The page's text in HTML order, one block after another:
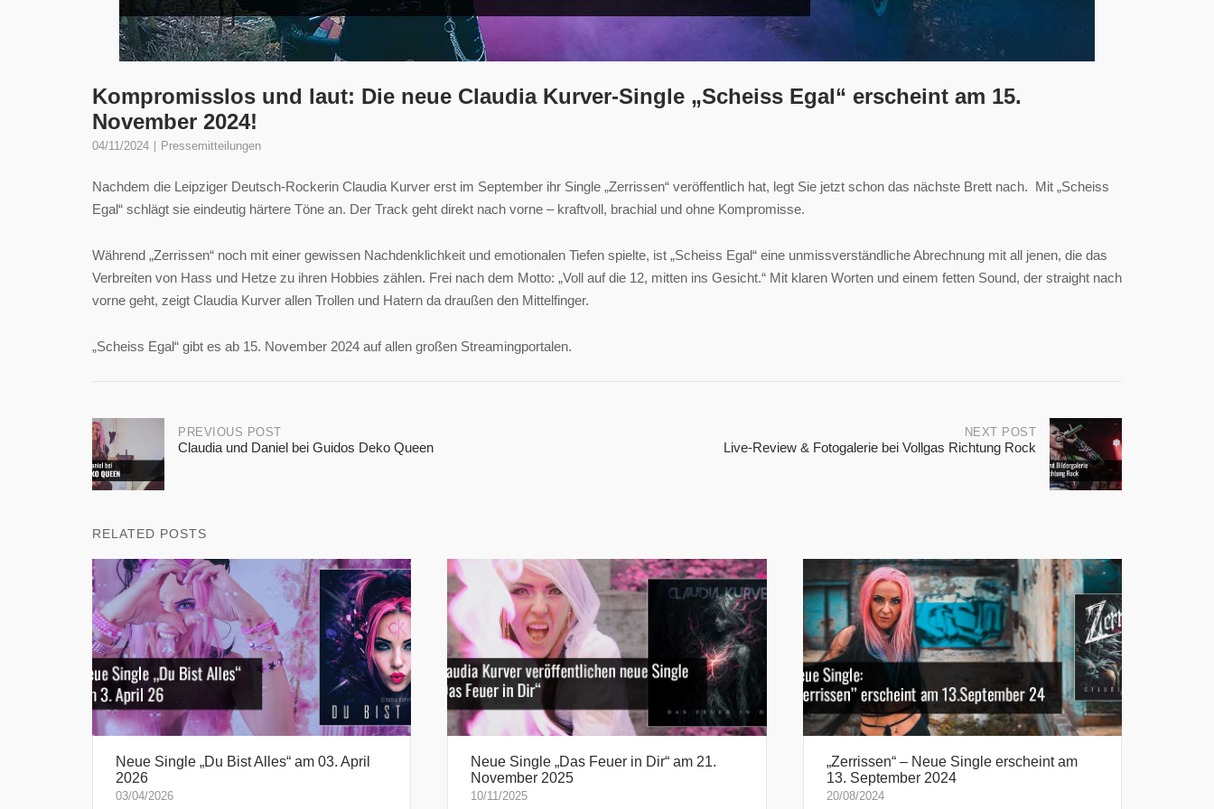
Kompromisslos und laut: Die neue Claudia Kurver-Single „Scheiss Egal“ erscheint am 15.
November 2024!
04/11/2024 Pressemitteilungen
Nachdem die Leipziger Deutsch-Rockerin Claudia Kurver erst im September ihr Single „Zerrissen“ veröffentlich hat, legt Sie jetzt schon das nächste Brett nach. Mit „Scheiss
Egal“ schlägt sie eindeutig härtere Töne an. Der Track geht direkt nach vorne – kraftvoll, brachial und ohne Kompromisse.
Während „Zerrissen“ noch mit einer gewissen Nachdenklichkeit und emotionalen Tiefen spielte, ist „Scheiss Egal“ eine unmissverständliche Abrechnung mit all jenen, die das
Verbreiten von Hass und Hetze zu ihren Hobbies zählen. Frei nach dem Motto: „Voll auf die 12, mitten ins Gesicht.“ Mit klaren Worten und einem fetten Sound, der straight nach
vorne geht, zeigt Claudia Kurver allen Trollen und Hatern da draußen den Mittelfinger.
„Scheiss Egal“ gibt es ab 15. November 2024 auf allen großen Streamingportalen.
Post
navigation
PREVIOUS POST
Claudia und Daniel bei Guidos Deko Queen
NEXT POST
Live-Review & Fotogalerie bei Vollgas Richtung Rock
RELATED POSTS
Neue Single „Du Bist Alles“ am 03. April
2026
03/04/2026
Neue Single „Das Feuer in Dir“ am 21.
November 2025
10/11/2025
„Zerrissen“ – Neue Single erscheint am
13. September 2024
20/08/2024